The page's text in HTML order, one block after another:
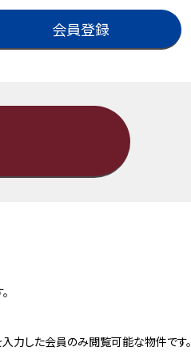
会員登録
力した会員のみ閲覧可能な物件です。